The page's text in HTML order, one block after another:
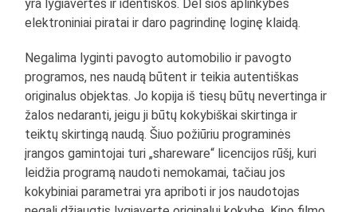
yra lygiavertės ir identiškos. Dėl šios aplinkybės
elektroniniai piratai ir daro pagrindinę loginę klaidą.
Negalima lyginti pavogto automobilio ir pavogto
programos, nes naudą būtent ir teikia autentiškas
originalus objektas. Jo kopija iš tiesų būtų nevertinga ir
žalos nedaranti, jeigu ji būtų kokybiškai skirtinga ir
teiktų skirtingą naudą. Šiuo požiūriu programinės
įrangos gamintojai turi „shareware“ licencijos rūšį, kuri
leidžia programą naudoti nemokamai, tačiau jos
kokybiniai parametrai yra apriboti ir jos naudotojas